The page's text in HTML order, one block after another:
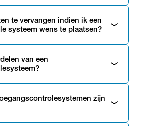
te vervangen indien ik een
systeem wens te plaatsen?
van een
zijn